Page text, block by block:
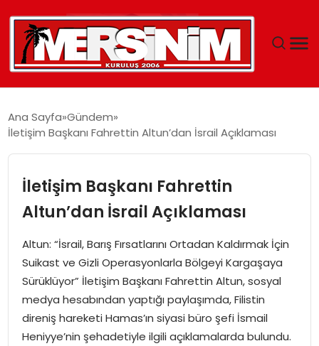
YAŞAM
GÜNCEL
SAĞLIK
EĞITIM
SPOR
EKONOMI
Ana Sayfa Gündem
İletişim Başkanı Fahrettin Altun’dan İsrail Açıklaması
İletişim Başkanı Fahrettin
Altun’dan İsrail Açıklaması
Altun: “İsrail, Barış Fırsatlarını Ortadan Kaldırmak İçin
Suikast ve Gizli Operasyonlarla Bölgeyi Kargaşaya
Sürüklüyor” İletişim Başkanı Fahrettin Altun, sosyal
medya hesabından yaptığı paylaşımda, Filistin
direniş hareketi Hamas’ın siyasi büro şefi İsmail
Heniyye’nin şehadetiyle ilgili açıklamalarda bulundu.